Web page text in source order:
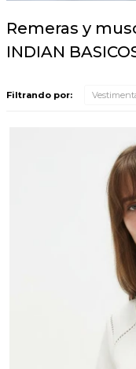
Remeras y
INDIAN
Filtrando por: